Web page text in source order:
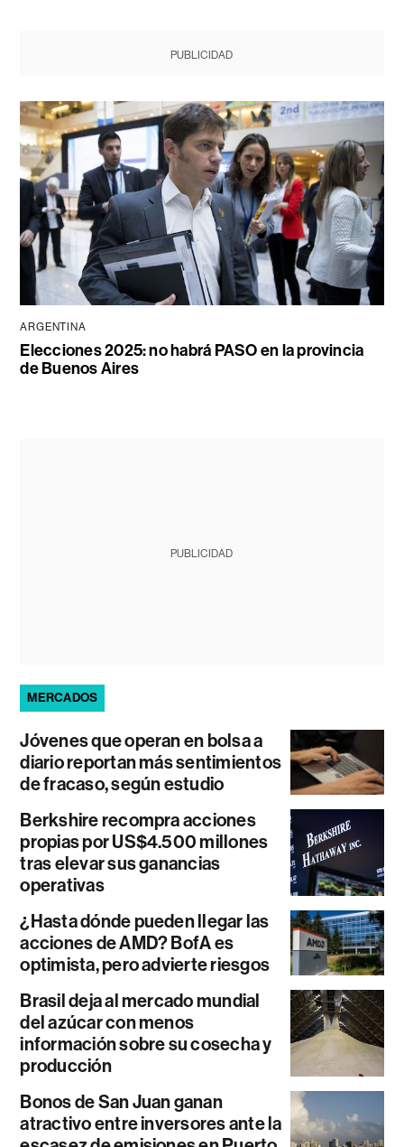
PUBLICIDAD
ARGENTINA
Elecciones 2025: no habrá PASO en la provincia
de Buenos Aires
PUBLICIDAD
MERCADOS
Jóvenes que operan en bolsa a
diario reportan más sentimientos
de fracaso, según estudio
Berkshire recompra acciones
propias por US$4.500 millones
tras elevar sus ganancias
operativas
¿Hasta dónde pueden llegar las
acciones de AMD? BofA es
optimista, pero advierte riesgos
Brasil deja al mercado mundial
del azúcar con menos
información sobre su cosecha y
producción
Bonos de San Juan ganan
atractivo entre inversores ante la